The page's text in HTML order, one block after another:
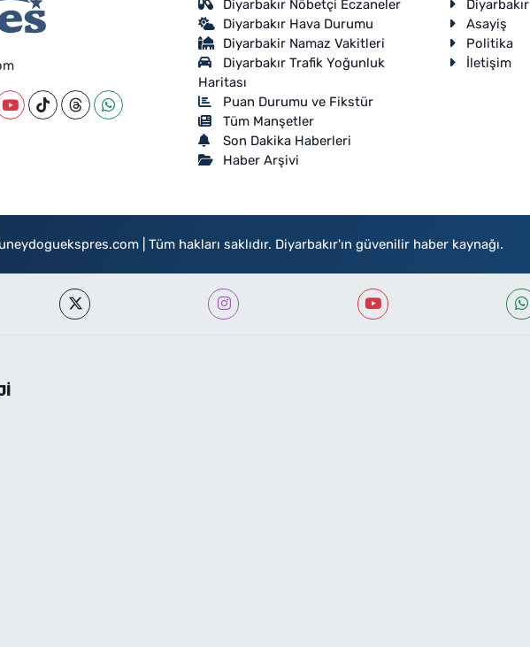
Diyarbakır Nöbetçi Eczaneler
Diyarbakır Hava Durumu
Diyarbakir Namaz Vakitleri
Diyarbakır Trafik Yoğunluk
Haritası
Puan Durumu ve Fikstür
Tüm Manşetler
Son Dakika Haberleri
Haber Arşivi
Diyarbakır
Asayiş
Politika
İletişim
| Tüm hakları saklıdır. Diyarbakır'ın güvenilir haber kaynağı.